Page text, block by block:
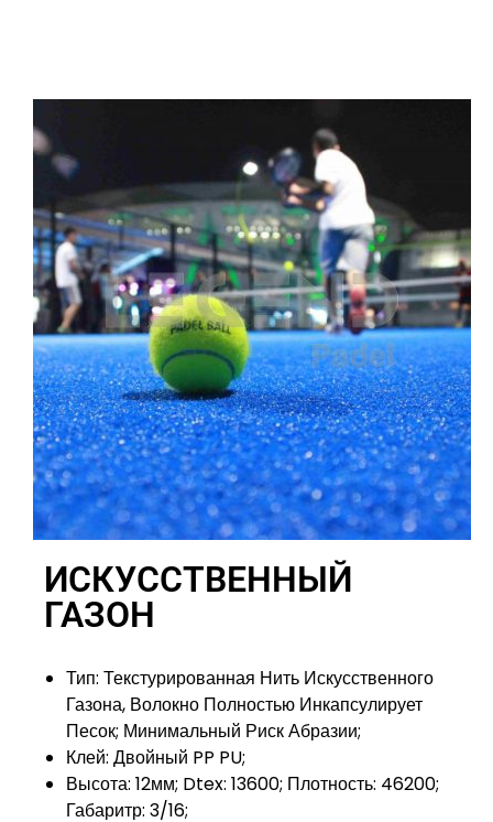
ИСКУССТВЕННЫЙ
ГАЗОН
Тип: Текстурированная Нить Искусственного
Газона, Волокно Полностью Инкапсулирует
Песок; Минимальный Риск Абразии;
Клей: Двойный PP PU;
Высота: 12мм; Dtex: 13600; Плотность: 46200;
Габаритр: 3/16;